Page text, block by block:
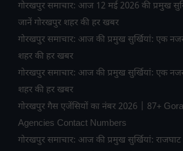
गोरखपुर समाचार: आज 12 मई 2026 की प्रमुख
जानें गोरखपुर शहर की हर खबर
गोरखपुर समाचार: आज की प्रमुख सुर्खियां: एक
शहर की हर खबर
गोरखपुर समाचार: आज की प्रमुख सुर्खियां: एक
शहर की हर खबर
गोरखपुर गैस एजेंसियों का नंबर 2026 | 87+
Agencies Contact Numbers
गोरखपुर समाचार: आज की प्रमुख सुर्खियां: